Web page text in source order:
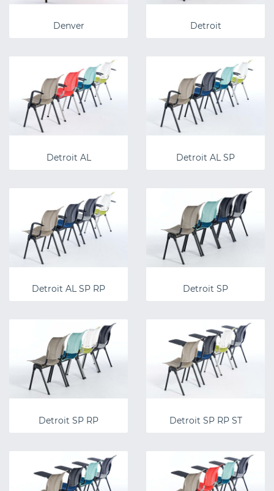
Denver Detroit
Detroit AL Detroit AL SP
Detroit AL SP RP Detroit SP
Detroit SP RP Detroit SP RP ST